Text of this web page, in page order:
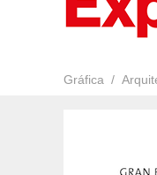
Gráfica